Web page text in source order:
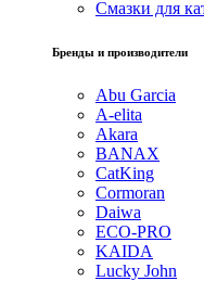
Смазки для
Бренды и производители
Abu Garcia
A-elita
Akara
BANAX
CatKing
Cormoran
Daiwa
ECO-PRO
KAIDA
Lucky John